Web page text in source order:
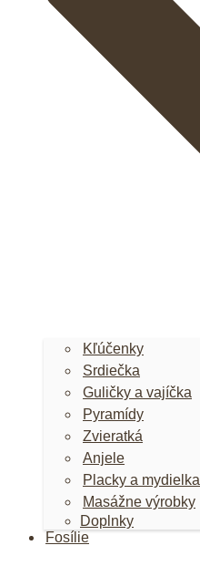
Kľúčenky
Srdiečka
Guličky a vajíčka
Pyramídy
Zvieratká
Anjele
Placky a mydielka
Masážne výrobky
Doplnky
Fosílie